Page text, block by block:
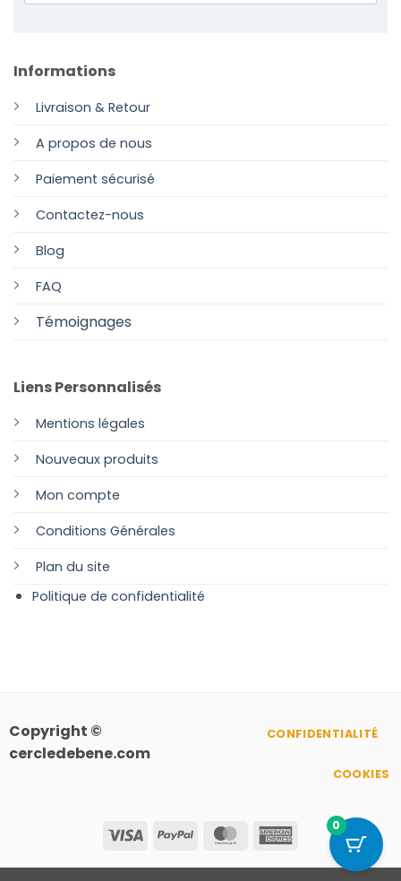
Informations
Livraison & Retour
A propos de nous
Paiement sécurisé
Contactez-nous
Blog
FAQ
Témoignages
Liens Personnalisés
Mentions légales
Nouveaux produits
Mon compte
Conditions Générales
Plan du site
Politique de confidentialité
Copyright ©
cercledebene.com
Visa PayPal MasterCardAmerican
Express
CONFIDENTIALITÉ
COOKIES
0